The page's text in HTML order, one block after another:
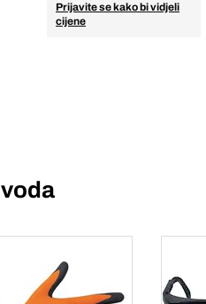
Prijavite se kako bi vidjeli
cijene